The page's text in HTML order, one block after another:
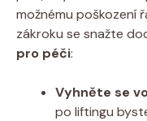
možnému poškození
zákroku se snažte
pro péči:
Vyhněte se
po liftingu